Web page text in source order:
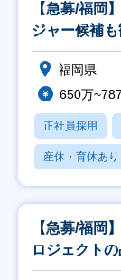
【急募/福岡
ジャー候補も
福岡県
650万
正社員採用
産休・育休あり
【急募/福岡
ロジェクト